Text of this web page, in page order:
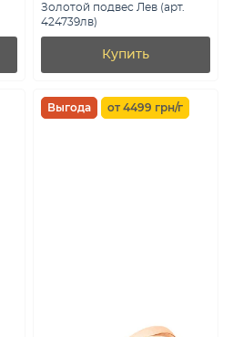
Золотой подвес Лев (арт.
424739лв)
Купить
Выгода от 4499 грн/г